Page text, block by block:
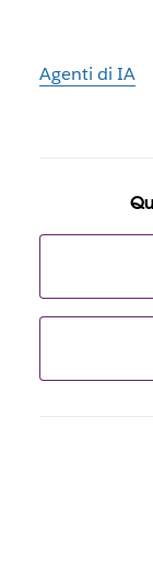
Agenti di IA